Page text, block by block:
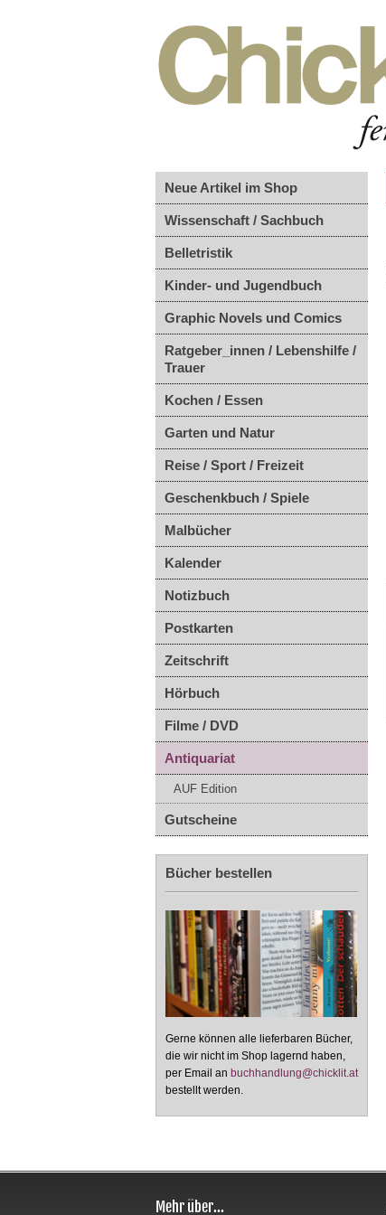
Neue Artikel im Shop
Wissenschaft / Sachbuch
Belletristik
Kinder- und Jugendbuch
Graphic Novels und Comics
Ratgeber_innen / Lebenshilfe /
Trauer
Kochen / Essen
Garten und Natur
Reise / Sport / Freizeit
Geschenkbuch / Spiele
Malbücher
Kalender
Notizbuch
Postkarten
Zeitschrift
Hörbuch
Filme / DVD
Antiquariat
AUF Edition
Gutscheine
Bücher bestellen
Gerne können alle lieferbaren Bücher,
die wir nicht im Shop lagernd haben,
per Email an buchhandlung@chicklit.at
bestellt werden.
Mehr über...